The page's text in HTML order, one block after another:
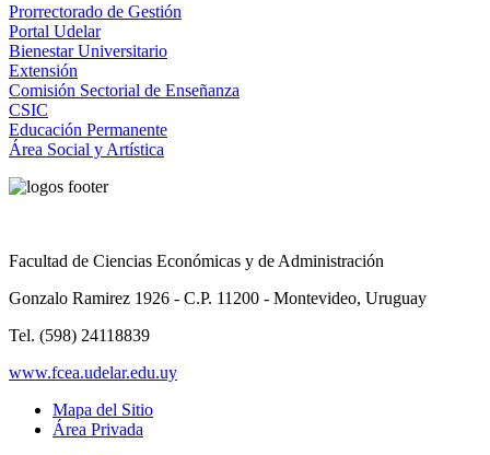
Prorrectorado de Gestión
Portal Udelar
Bienestar Universitario
Extensión
Comisión Sectorial de Enseñanza
CSIC
Educación Permanente
Área Social y Artística
Facultad de Ciencias Económicas y de Administración
Gonzalo Ramirez 1926 - C.P. 11200 - Montevideo, Uruguay
Tel. (598) 24118839
www.fcea.udelar.edu.uy
Mapa del Sitio
Área Privada